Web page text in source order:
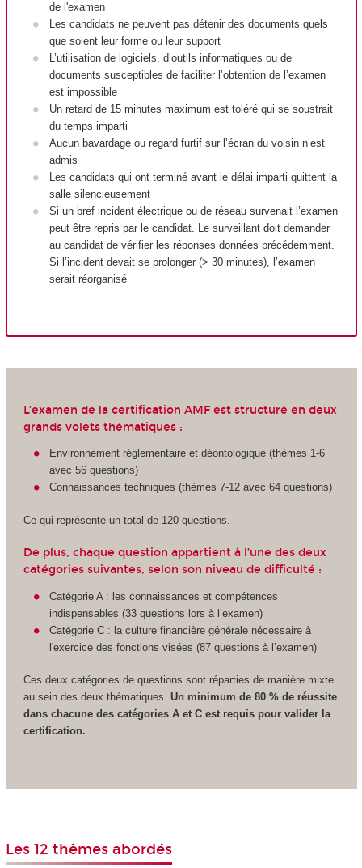
de l'examen
Les candidats ne peuvent pas détenir des documents quels
que soient leur forme ou leur support
L’utilisation de logiciels, d’outils informatiques ou de
documents susceptibles de faciliter l’obtention de l’examen
est impossible
Un retard de 15 minutes maximum est toléré qui se soustrait
du temps imparti
Aucun bavardage ou regard furtif sur l’écran du voisin n’est
admis
Les candidats qui ont terminé avant le délai imparti quittent la
salle silencieusement
Si un bref incident électrique ou de réseau survenait l’examen
peut être repris par le candidat. Le surveillant doit demander
au candidat de vérifier les réponses données précédemment.
Si l’incident devait se prolonger (> 30 minutes), l’examen
serait réorganisé
L’examen de la certification AMF est structuré en deux
grands volets thématiques :
Environnement réglementaire et déontologique (thèmes 1-6
avec 56 questions)
Connaissances techniques (thèmes 7-12 avec 64 questions)
Ce qui représente un total de 120 questions.
De plus, chaque question appartient à l’une des deux
catégories suivantes, selon son niveau de difficulté :
Catégorie A : les connaissances et compétences
indispensables (33 questions lors à l’examen)
Catégorie C : la culture financière générale nécessaire à
l'exercice des fonctions visées (87 questions à l’examen)
Ces deux catégories de questions sont réparties de manière mixte
au sein des deux thématiques. Un minimum de 80 % de réussite
dans chacune des catégories A et C est requis pour valider la
certification.
Les 12 thèmes abordés